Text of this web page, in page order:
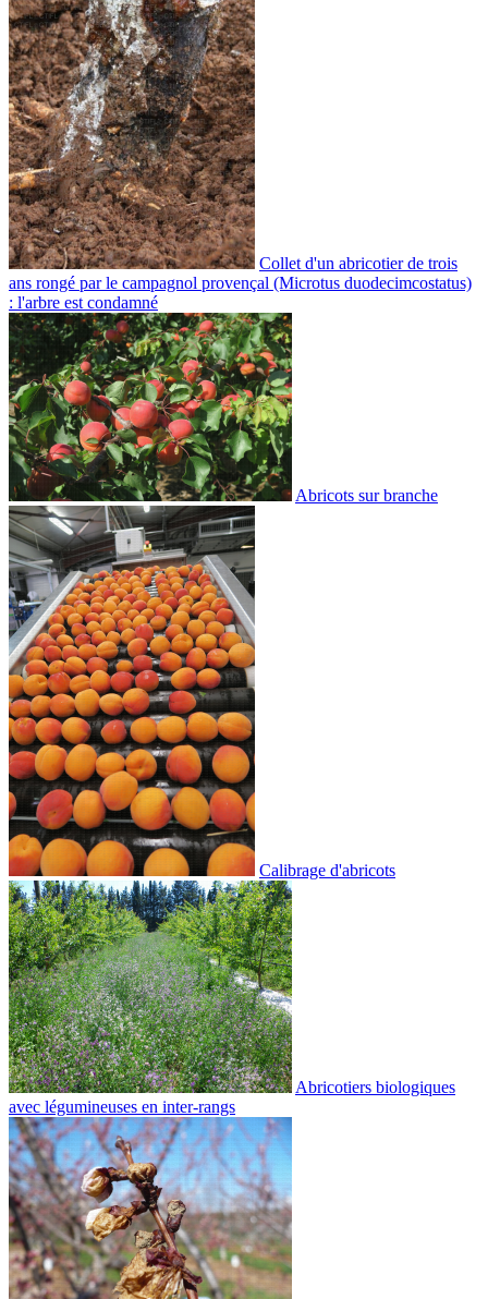
Collet d'un abricotier de trois
ans rongé par le campagnol provençal (Microtus duodecimcostatus)
: l'arbre est condamné
Abricots sur branche
Calibrage d'abricots
Abricotiers biologiques
avec légumineuses en inter-rangs